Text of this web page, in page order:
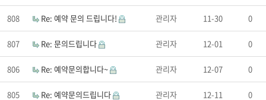
808 Re: 예약 문의 드립니다! 관리자 11-30 0
807 Re: 문의드립니다 관리자 12-01 0
806 Re: 예약문의합니다~ 관리자 12-07 0
805 Re: 예약문의드립니다 관리자 12-11 0